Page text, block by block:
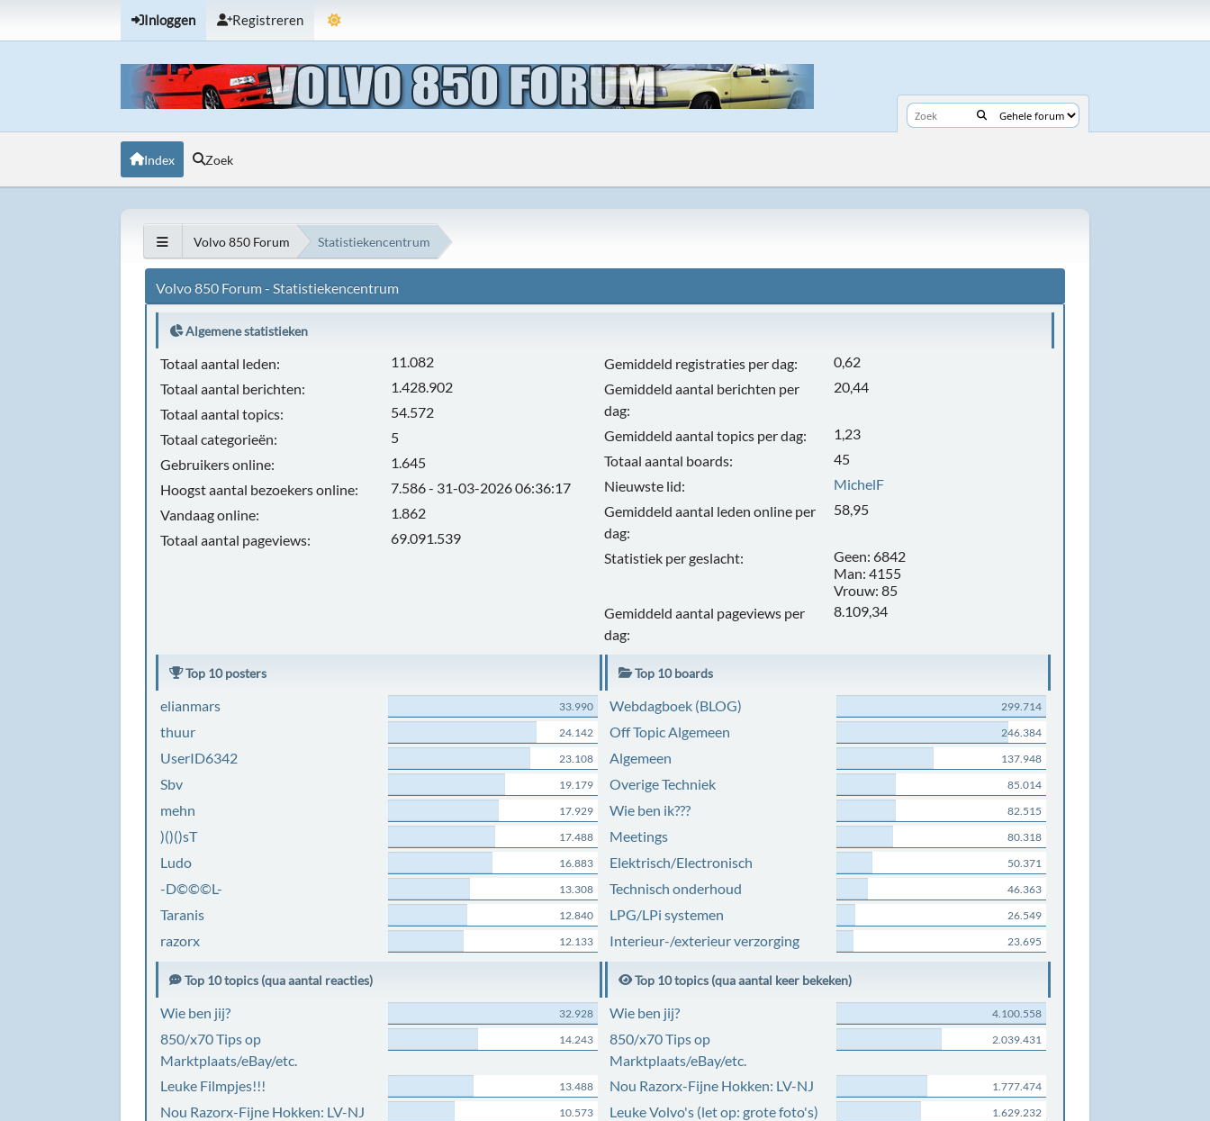
Inloggen Registreren
Index Zoek
Volvo 850 Forum Statistiekencentrum
Volvo 850 Forum - Statistiekencentrum
Algemene statistieken
Totaal aantal leden:
11.082
Totaal aantal berichten:
1.428.902
Totaal aantal topics:
54.572
Totaal categorieën:
5
Gebruikers online:
1.645
Hoogst aantal bezoekers online:
7.586 - 31-03-2026 06:36:17
Vandaag online:
1.862
Totaal aantal pageviews:
69.091.539
Gemiddeld registraties per dag:
0,62
Gemiddeld aantal berichten per
dag:
20,44
Gemiddeld aantal topics per dag:
1,23
Totaal aantal boards:
45
Nieuwste lid:
MichelF
Gemiddeld aantal leden online per
dag:
58,95
Statistiek per geslacht:
Geen: 6842
Man: 4155
Vrouw: 85
Gemiddeld aantal pageviews per
dag:
8.109,34
Top 10 posters
elianmars 33.990
thuur 24.142
UserID6342 23.108
Sbv 19.179
mehn 17.929
)()()sT 17.488
Ludo 16.883
-D©©©L- 13.308
Taranis 12.840
razorx 12.133
Top 10 boards
Webdagboek (BLOG) 299.714
Off Topic Algemeen 246.384
Algemeen 137.948
Overige Techniek 85.014
Wie ben ik??? 82.515
Meetings 80.318
Elektrisch/Electronisch 50.371
Technisch onderhoud 46.363
LPG/LPi systemen 26.549
Interieur-/exterieur verzorging 23.695
Top 10 topics (qua aantal reacties)
Wie ben jij? 32.928
850/x70 Tips op
Marktplaats/eBay/etc.
14.243
Leuke Filmpjes!!! 13.488
Nou Razorx-Fijne Hokken: LV-NJ 10.573
Top 10 topics (qua aantal keer bekeken)
Wie ben jij? 4.100.558
850/x70 Tips op
Marktplaats/eBay/etc.
2.039.431
Nou Razorx-Fijne Hokken: LV-NJ 1.777.474
Leuke Volvo's (let op: grote foto's) 1.629.232